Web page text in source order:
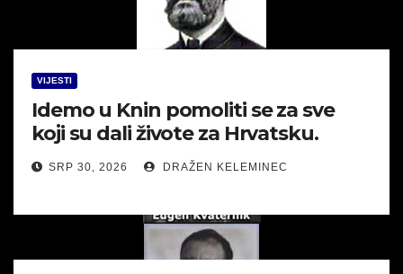
VIJESTI
Idemo u Knin pomoliti se za sve
koji su dali živote za Hrvatsku.
SRP 30, 2026 DRAŽEN KELEMINEC